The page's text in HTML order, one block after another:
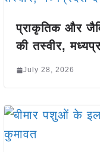
प्राकृतिक और
की तस्वीर,
July 28, 2026